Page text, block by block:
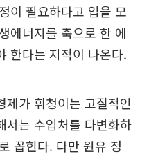
이 필요하다고 입을 모
에너지를 축으로 한 에
한다는 지적이 나온다.
제가 휘청이는 고질적인
서는 수입처를 다변화하
꼽힌다. 다만 원유 정